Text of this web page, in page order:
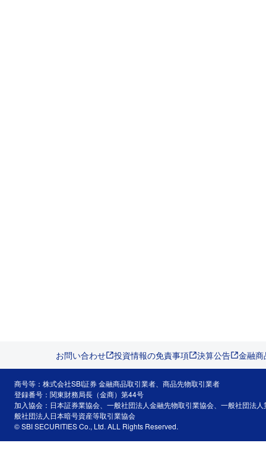
お問い合わせ 投資情報の免責事項 決算公告 金融
商号等：株式会社SBI証券 金融商品取引業者、商品先物取引業者
登録番号：関東財務局長（金商）第44号
加入協会：日本証券業協会、一般社団法人金融先物取引業協会、一般社団法
般社団法人日本暗号資産等取引業協会
© SBI SECURITIES Co., Ltd. ALL Rights Reserved.